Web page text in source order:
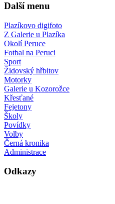
Další menu
Plazíkovo digifoto
Z Galerie u Plazíka
Okolí Peruce
Fotbal na Peruci
Sport
Židovský hřbitov
Motorky
Galerie u Kozorožce
Křesťané
Fejetony
Školy
Povídky
Volby
Černá kronika
Administrace
Odkazy